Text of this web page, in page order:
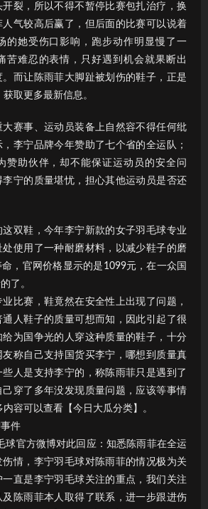
裂，所以不得不暂停比赛包扎治疗，换
气较高后赢了，但后面的比赛可以说着
的她受伤口影响，跑步动作明显慢了一
苦难忍的表情，只好遇到机会就果断出
而让陈雨菲大脚趾被划伤的鞋子，正是
取更多最新信息。
赛事、运动员装备上自然容不得任何纰
李宁品牌今年赞助了七个省的全运队；
赞助伙伴，却不能保证运动员的安全问
宁的质量堪忧，担心其他运动员是否还
双鞋，今年李宁新款的女子羽毛球专业
处使用了一种耐磨材料，以减少鞋子的磨
，官网价格显示的是1099元，在一众国
了。
比赛，鞋竟然在安全性上出现了问题，
人鞋子的质量可想而知，因此引起了很
为国争光的人穿这种质量的鞋子，十分
称自己支持国货买李宁，哪想到质量真
人是支持李宁的，称陈雨菲只是遇到了
穿了多年没发现质量问题，应该等事情
容可以查看【今日大瓜分类】。
件
球官方微博对此回应：知悉陈雨菲在全运
情，李宁羽毛球对陈雨菲的情况极为关
直是李宁羽毛球关注的重点，我们关注
及陈雨菲本人取得了联系，进一步跟进伤